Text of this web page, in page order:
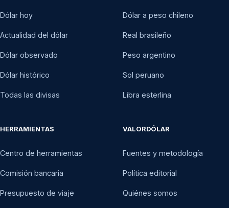
Dólar hoy
Actualidad del dólar
Dólar observado
Dólar histórico
Todas las divisas
Dólar a peso chileno
Real brasileño
Peso argentino
Sol peruano
Libra esterlina
HERRAMIENTAS
Centro de herramientas
Comisión bancaria
Presupuesto de viaje
VALORDÓLAR
Fuentes y metodología
Política editorial
Quiénes somos